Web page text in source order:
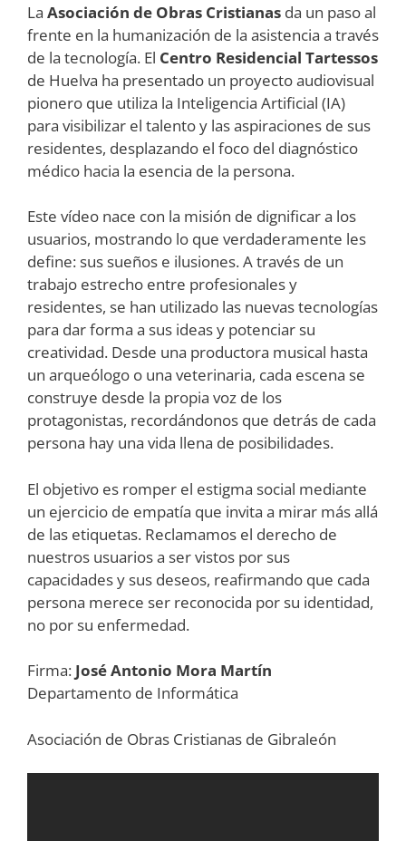
La Asociación de Obras Cristianas da un paso al
frente en la humanización de la asistencia a través
de la tecnología. El Centro Residencial Tartessos
de Huelva ha presentado un proyecto audiovisual
pionero que utiliza la Inteligencia Artificial (IA)
para visibilizar el talento y las aspiraciones de sus
residentes, desplazando el foco del diagnóstico
médico hacia la esencia de la persona.
Este vídeo nace con la misión de dignificar a los
usuarios, mostrando lo que verdaderamente les
define: sus sueños e ilusiones. A través de un
trabajo estrecho entre profesionales y
residentes, se han utilizado las nuevas tecnologías
para dar forma a sus ideas y potenciar su
creatividad. Desde una productora musical hasta
un arqueólogo o una veterinaria, cada escena se
construye desde la propia voz de los
protagonistas, recordándonos que detrás de cada
persona hay una vida llena de posibilidades.
El objetivo es romper el estigma social mediante
un ejercicio de empatía que invita a mirar más allá
de las etiquetas. Reclamamos el derecho de
nuestros usuarios a ser vistos por sus
capacidades y sus deseos, reafirmando que cada
persona merece ser reconocida por su identidad,
no por su enfermedad.
Firma: José Antonio Mora Martín
Departamento de Informática
Asociación de Obras Cristianas de Gibraleón